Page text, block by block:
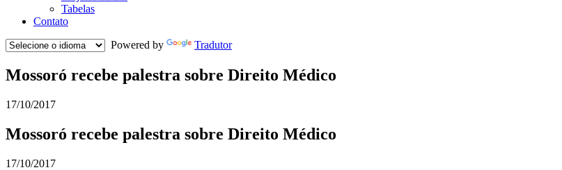
Tabelas
Contato
Powered by
Tradutor
Mossoró recebe palestra sobre Direito Médico
17/10/2017
Mossoró recebe palestra sobre Direito Médico
17/10/2017